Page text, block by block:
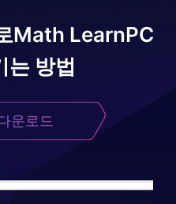
Math LearnPC
는 방법
운로드